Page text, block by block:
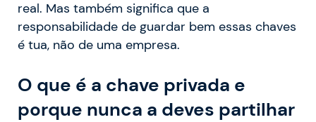
real. Mas também significa que a
responsabilidade de guardar bem essas chaves
é tua, não de uma empresa.
O que é a chave privada e
porque nunca a deves partilhar